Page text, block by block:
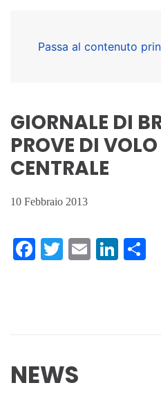
Passa al contenuto
GIORNALE DI
PROVE DI
CENTRALE
10 Febbraio 2013
Facebook
Twitter
Email
NEWS